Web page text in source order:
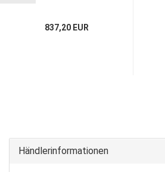
837,20 EUR
Händlerinformationen